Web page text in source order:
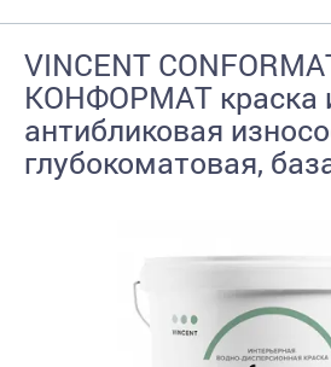
VINCENT
КОНФОРМАТ краска
антибликовая
глубокоматовая,